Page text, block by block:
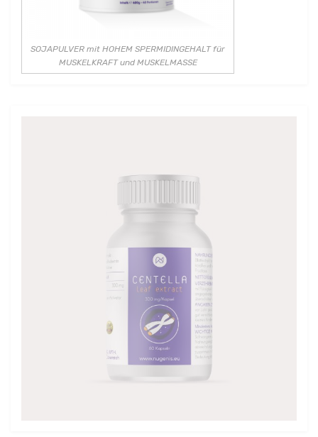
SOJAPULVER mit HOHEM SPERMIDINGEHALT für
MUSKELKRAFT und MUSKELMASSE